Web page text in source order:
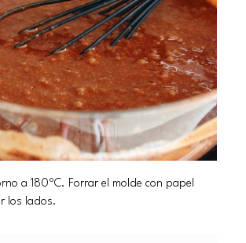
a 180ºC. Forrar el molde con papel
los lados.